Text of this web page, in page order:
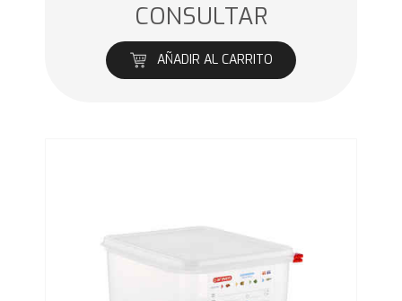
CONSULTAR
AÑADIR AL CARRITO